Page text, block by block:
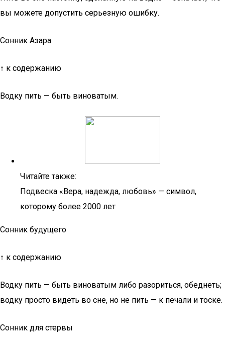
вы можете допустить серьезную ошибку.
Сонник Азара
↑ к содержанию
Водку пить — быть виноватым.
Читайте также:
Подвеска «Вера, надежда, любовь» — символ,
которому более 2000 лет
Сонник будущего
↑ к содержанию
Водку пить — быть виноватым либо разориться, обеднеть;
водку просто видеть во сне, но не пить — к печали и тоске.
Сонник для стервы